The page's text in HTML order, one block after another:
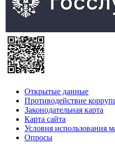
Открытые данные
Противодействие
Законодательная карта
Карта сайта
Условия использования
Опросы